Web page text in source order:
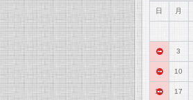
日 月
2 3
9 10
16 17